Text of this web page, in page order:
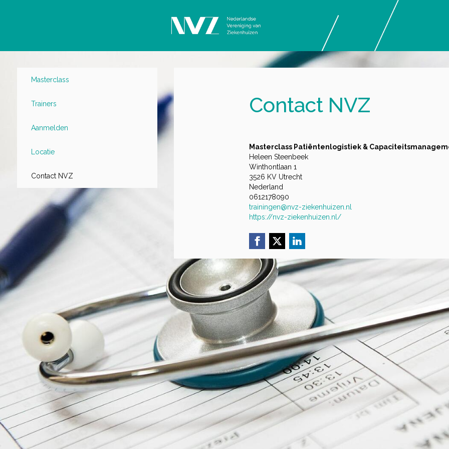
Masterclass
Trainers
Aanmelden
Locatie
Contact NVZ
Contact NVZ
Masterclass Patiëntenlogistiek &
Heleen Steenbeek
Winthontlaan 1
3526 KV Utrecht
Nederland
0612178090
trainingen@nvz-ziekenhuizen.nl
https://nvz-ziekenhuizen.nl/